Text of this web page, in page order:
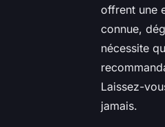
offrent une
connue,
nécessite
Laissez-
jamais.